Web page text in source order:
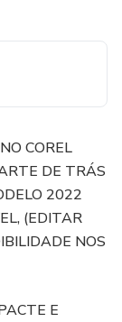
COREL
DE TRÁS
2022
(EDITAR
NOS
E